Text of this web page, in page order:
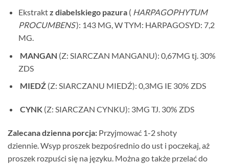
Ekstraktz diabelskiego pazura( HARPAGOPHYTUM
PROCUMBENS): 143 MG, W TYM: HARPAGOSYD: 7,2
MG.
MANGAN (Z: SIARCZAN MANGANU): 0,67MG tj. 30%
ZDS
MIEDŹ(Z: SIARCZANU MIEDŹ): 0,3MG IE 30% ZDS
CYNK(Z: SIARCZAN CYNKU): 3MG TJ. 30% ZDS
Zalecana dzienna porcja: Przyjmować 1-2 shoty
dziennie. Wsyp proszek bezpośrednio do ust i poczekaj, aż
proszek rozpuści się na języku. Można go także przelać do